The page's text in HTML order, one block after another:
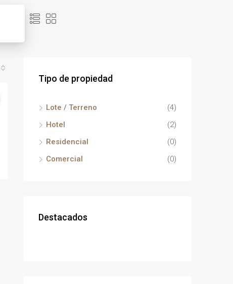
Tipo de propiedad
Lote / Terreno
(4)
Hotel
(2)
Residencial
(0)
Comercial
(0)
Destacados